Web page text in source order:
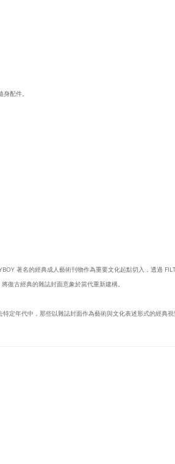
配件。
著名的經典成人藝術刊物作為重要文化起點切入，透過
復古經典的雜誌封面意象於當代重新建構。
定年代中，那些以雜誌封面作為藝術與文化表述形式的經典